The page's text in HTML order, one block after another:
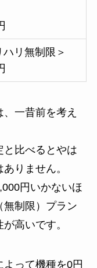
ハリ無制限＞
一昔前を考え
と比べるとやは
りません。
円いかないほ
無制限）プラン
高いです。
って機種を0円